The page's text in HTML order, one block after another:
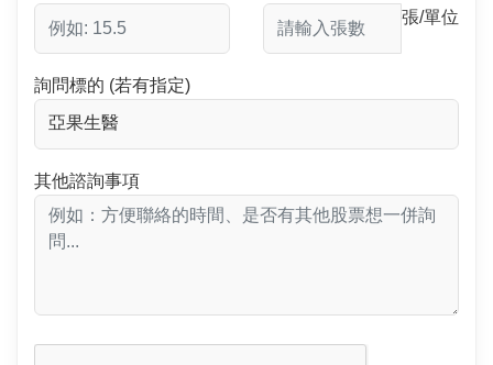
張/單位
詢問標的 (若有指定)
其他諮詢事項